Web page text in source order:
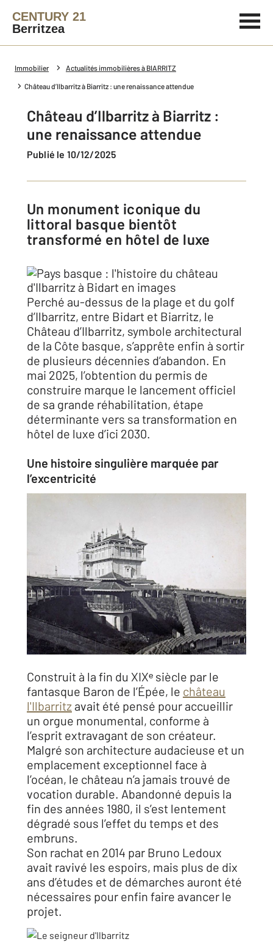
CENTURY 21
Berritzea
Immobilier Actualités immobilières à BIARRITZ
Château d’Ilbarritz à Biarritz : une renaissance attendue
Château d’Ilbarritz à Biarritz :
une renaissance attendue
Publié le 10/12/2025
Un monument iconique du
littoral basque bientôt
transformé en hôtel de luxe
Perché au-dessus de la plage et du golf
d’Ilbarritz, entre Bidart et Biarritz, le
Château d’Ilbarritz, symbole architectural
de la Côte basque, s’apprête enfin à sortir
de plusieurs décennies d’abandon. En
mai 2025, l’obtention du permis de
construire marque le lancement officiel
de sa grande réhabilitation, étape
déterminante vers sa transformation en
hôtel de luxe d’ici 2030.
Une histoire singulière marquée par
l’excentricité
Construit à la fin du XIXᵉ siècle par le
fantasque Baron de l’Épée, le château
l'Ilbarritz avait été pensé pour accueillir
un orgue monumental, conforme à
l’esprit extravagant de son créateur.
Malgré son architecture audacieuse et un
emplacement exceptionnel face à
l’océan, le château n’a jamais trouvé de
vocation durable. Abandonné depuis la
fin des années 1980, il s’est lentement
dégradé sous l’effet du temps et des
embruns.
Son rachat en 2014 par Bruno Ledoux
avait ravivé les espoirs, mais plus de dix
ans d’études et de démarches auront été
nécessaires pour enfin faire avancer le
projet.